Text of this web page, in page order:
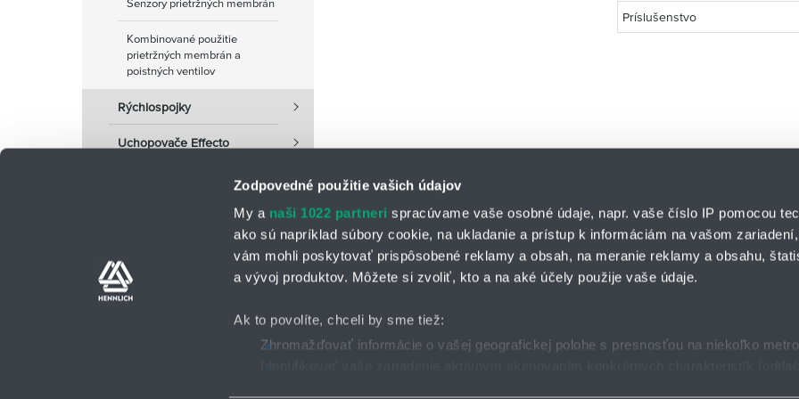
Zodpovedné použitie vašich údajov
My a naši 1022 partneri spracúvame vaše osobné údaje, napr. vaše číslo IP pomocou
ako sú napríklad súbory cookie, na ukladanie a prístup k informáciám na vašom
vám mohli poskytovať prispôsobené reklamy a obsah, na meranie reklamy a obsahu,
a vývoj produktov. Môžete si zvoliť, kto a na aké účely použije vaše údaje.
Ak to povolíte, chceli by sme tiež:
Zhromažďovať informácie o vašej geografickej polohe s presnosťou na niekoľko
Senzory prietržných membrán
Kombinované použitie
prietržných membrán a
poistných ventilov
Rýchlospojky
Uchopovače Effecto
Príslušenstvo
HENNLICH s.r.o.
Košťany nad Turcom